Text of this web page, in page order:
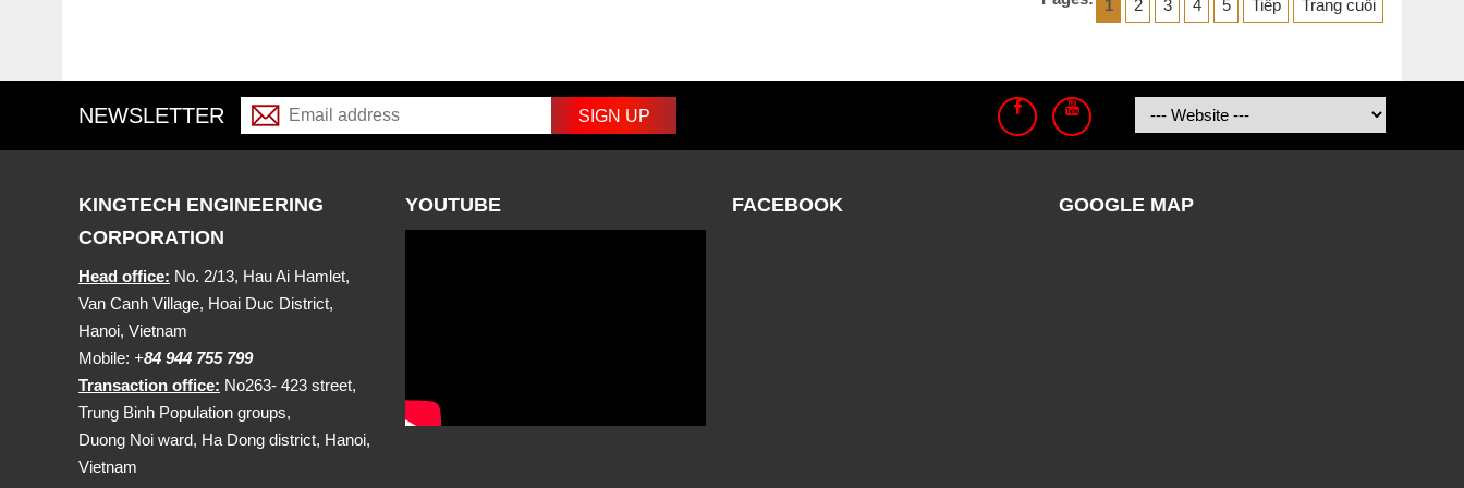
1 2 3 4 5 Tiếp Trang cuối
NEWSLETTER
KINGTECH ENGINEERING
CORPORATION
Head office: No. 2/13, Hau Ai Hamlet,
Van Canh Village, Hoai Duc District,
Hanoi, Vietnam
Mobile: +84 944 755 799
Transaction office: No263- 423 street,
Trung Binh Population groups,
Duong Noi ward, Ha Dong district, Hanoi,
Vietnam
YOUTUBE FACEBOOK GOOGLE MAP